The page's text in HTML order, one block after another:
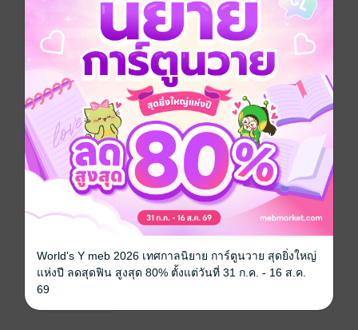
เพียงก้าวขากลับเข้าจวน พิธีปลดเขาจากผู้นำตระกูลก็ตั้ง
ไว้คอยท่า พร้อมเสียงดุด่าสาปแช่งจากทุกสารทิศ
สวรรค์ต้องการให้ยอดฝีมือผู้กลับชาติมาเกิดยอมจำนนต่อ
โชคชะตาอย่างนั้นหรือ… ฝันเสียเถิด!
เมื่อใต้หล้าอาณาจักรนี้ ความยิ่งใหญ่หรืออำนาจขึ้นอยู่กับ
อานุภาพของโอสถเม็ดเดียว
ไม่ใช่เรื่องยาก… หากเซียนโอสถอย่างข้าจะถือโอกาสปีน
ป่ายสวรรค์อีกครั้ง!!"
หนังสือแปล กำลังภายใน แฟนตาซี
World's Y meb 2026 เทศกาลนิยาย การ์ตูนวาย สุดยิ่งใหญ่
แห่งปี ลดสุดฟิน สูงสุด 80% ตั้งแต่วันที่ 31 ก.ค. - 16 ส.ค.
69